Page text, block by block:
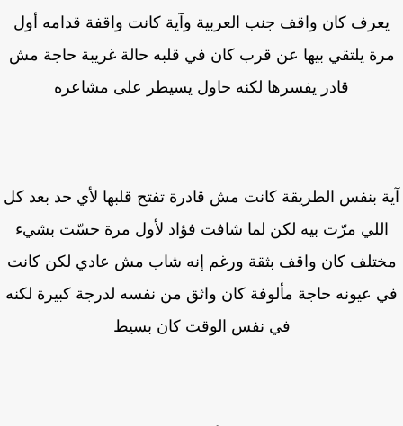
كان واقف جنب العربية وآية كانت واقفة قدامه أول
يلتقي بيها عن قرب كان في قلبه حالة غريبة حاجة مش
قادر يفسرها لكنه حاول يسيطر على مشاعره
بنفس الطريقة كانت مش قادرة تفتح قلبها لأي حد بعد كل
مرّت بيه لكن لما شافت فؤاد لأول مرة حسّت بشيء
كان واقف بثقة ورغم إنه شاب مش عادي لكن كانت
عيونه حاجة مألوفة كان واثق من نفسه لدرجة كبيرة لكنه
في نفس الوقت كان بسيط